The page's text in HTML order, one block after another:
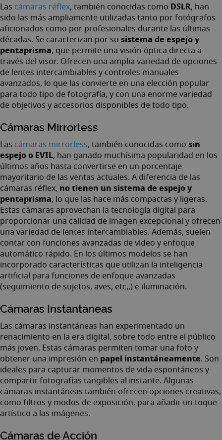
Las cámaras réflex, también conocidas como DSLR, han
sido las más ampliamente utilizadas tanto por fotógrafos
aficionados como por profesionales durante las últimas
décadas. Se caracterizan por su sistema de espejo y
pentaprisma, que permite una visión óptica directa a
través del visor. Ofrecen una amplia variedad de opciones
de lentes intercambiables y controles manuales
avanzados, lo que las convierte en una elección popular
para todo tipo de fotografía, y con una enorme variedad
de objetivos y accesorios disponibles de todo tipo.
Cámaras Mirrorless
Las cámaras mirrorless, también conocidas como sin
espejo o EVIL, han ganado muchísima popularidad en los
últimos años hasta convertirse en un porcentaje
mayoritario de las ventas actuales. A diferencia de las
cámaras réflex, no tienen un sistema de espejo y
pentaprisma, lo que las hace más compactas y ligeras.
Estas cámaras aprovechan la tecnología digital para
proporcionar una calidad de imagen excepcional y ofrecen
una variedad de lentes intercambiables. Además, suelen
contar con funciones avanzadas de video y enfoque
automático rápido. En los últimos modelos se han
incorporado características que utilizan la inteligencia
artificial para funciones de enfoque avanzadas
(seguimiento de sujetos, aves, etc,,) e iluminación.
Cámaras Instantáneas
Las cámaras instantáneas han experimentado un
renacimiento en la era digital, sobre todo entre el público
más joven. Estas cámaras permiten tomar una foto y
obtener una impresión en papel instantáneamente. Son
ideales para capturar momentos de vida espontáneos y
compartir fotografías tangibles al instante. Algunas
cámaras instantáneas también ofrecen opciones creativas,
como filtros y modos de exposición, para añadir un toque
artístico a las imágenes.
Cámaras de Acción